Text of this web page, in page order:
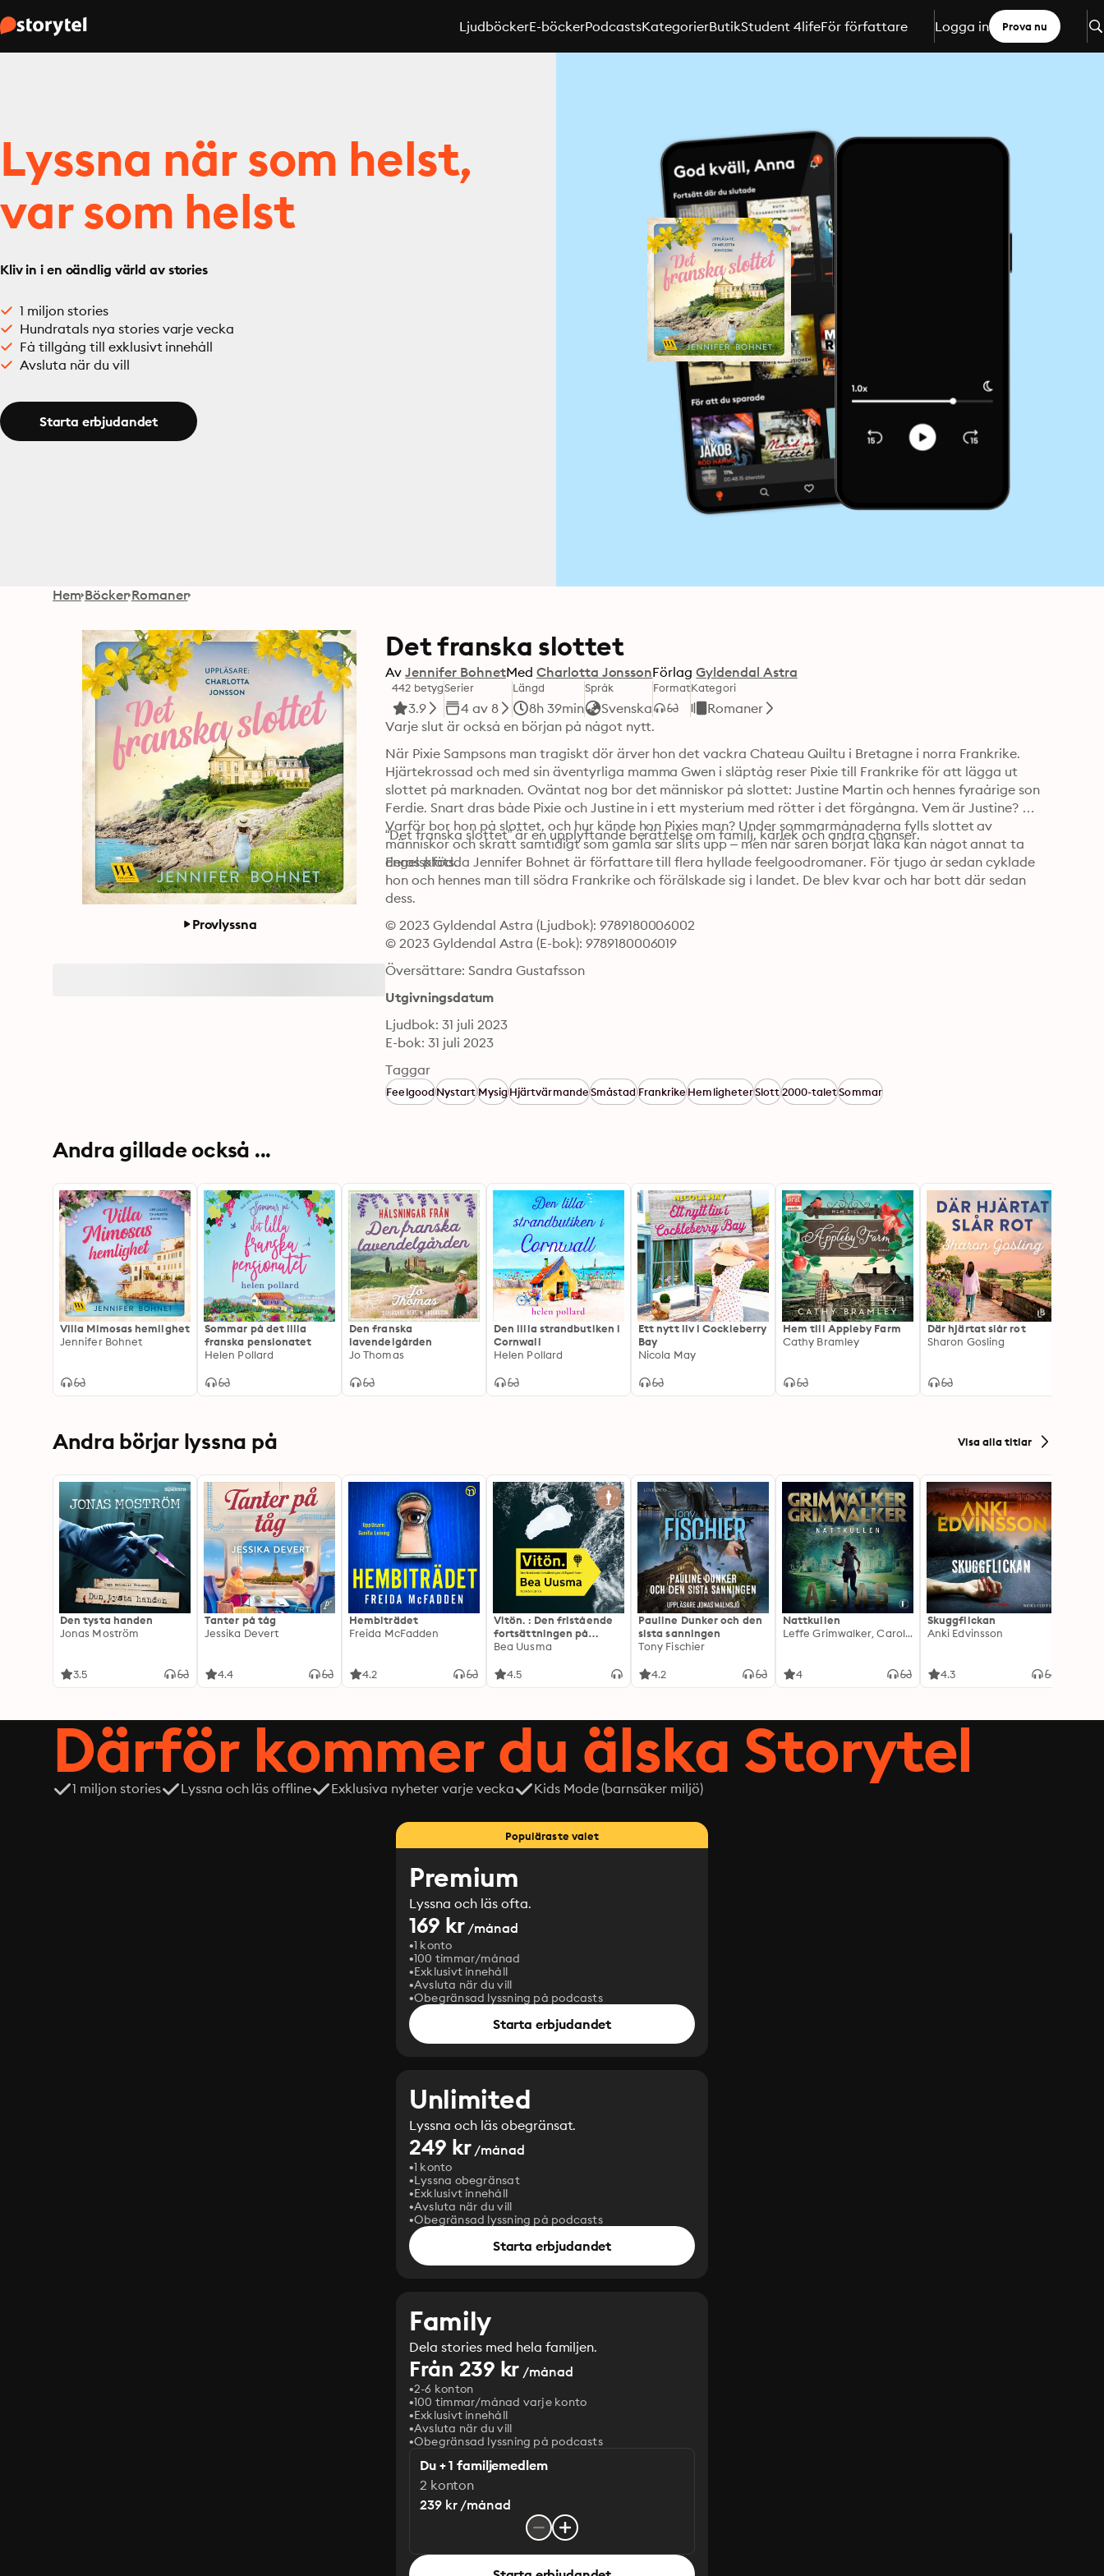
LjudböckerE-böckerPodcastsKategorierButikStudent 4lifeFör författare Logga in Prova nu
Lyssna när som helst,
var som helst
Kliv in i en oändlig värld av stories
1 miljon stories
Hundratals nya stories varje vecka
Få tillgång till exklusivt innehåll
Avsluta när du vill
Starta erbjudandet
Hem Böcker Romaner
Provlyssna
Det franska slottet
Av Jennifer BohnetMed Charlotta JonssonFörlag Gyldendal Astra
442 betyg
3.9
Serier
4 av 8
Längd
8h 39min
Språk
Svenska
FormatKategori
Romaner
Varje slut är också en början på något nytt.
När Pixie Sampsons man tragiskt dör ärver hon det vackra Chateau Quiltu i Bretagne i norra Frankrike.
Hjärtekrossad och med sin äventyrliga mamma Gwen i släptåg reser Pixie till Frankrike för att lägga ut
slottet på marknaden. Oväntat nog bor det människor på slottet: Justine Martin och hennes fyraårige son
Ferdie. Snart dras både Pixie och Justine in i ett mysterium med rötter i det förgångna. Vem är Justine?
Varför bor hon på slottet, och hur kände hon Pixies man? Under sommarmånaderna fylls slottet av
människor och skratt samtidigt som gamla sår slits upp – men när såren börjat läka kan något annat ta
deras plats.
“Det franska slottet” är en upplyftande berättelse om familj, kärlek och andra chanser.
Engelskfödda Jennifer Bohnet är författare till flera hyllade feelgoodromaner. För tjugo år sedan cyklade
hon och hennes man till södra Frankrike och förälskade sig i landet. De blev kvar och har bott där sedan
dess.
© 2023 Gyldendal Astra (Ljudbok): 9789180006002
© 2023 Gyldendal Astra (E-bok): 9789180006019
Översättare: Sandra Gustafsson
Utgivningsdatum
Ljudbok: 31 juli 2023
E-bok: 31 juli 2023
Taggar
FeelgoodNystartMysigHjärtvärmandeSmåstadFrankrikeHemligheterSlott2000-taletSommar
Andra gillade också ...
Villa Mimosas hemlighet
Jennifer Bohnet
Sommar på det lilla
franska pensionatet
Helen Pollard
Den franska
lavendelgården
Jo Thomas
Den lilla strandbutiken i
Cornwall
Helen Pollard
Ett nytt liv i Cockleberry
Bay
Nicola May
Hem till Appleby Farm
Cathy Bramley
Där hjärtat slår rot
Sharon Gosling
Andra börjar lyssna på Visa alla titlar
Den tysta handen
Jonas Moström
3.5
Tanter på tåg
Jessika Devert
4.4
Hembiträdet
Freida McFadden
4.2
Vitön. : Den fristående
fortsättningen på
Expeditionen
Bea Uusma
4.5
Pauline Dunker och den
sista sanningen
Tony Fischier
4.2
Nattkullen
Leffe Grimwalker, Caroline Grimwalker
4
Skuggflickan
Anki Edvinsson
4.3
Därför kommer du älska Storytel
1 miljon stories Lyssna och läs offline Exklusiva nyheter varje vecka Kids Mode (barnsäker miljö)
Populäraste valet
Premium
Lyssna och läs ofta.
169 kr/månad
1 konto
100 timmar/månad
Exklusivt innehåll
Avsluta när du vill
Obegränsad lyssning på podcasts
Starta erbjudandet
Unlimited
Lyssna och läs obegränsat.
249 kr/månad
1 konto
Lyssna obegränsat
Exklusivt innehåll
Avsluta när du vill
Obegränsad lyssning på podcasts
Starta erbjudandet
Family
Dela stories med hela familjen.
Från 239 kr /månad
2-6 konton
100 timmar/månad varje konto
Exklusivt innehåll
Avsluta när du vill
Obegränsad lyssning på podcasts
Du + 1 familjemedlem
2 konton
239 kr /månad